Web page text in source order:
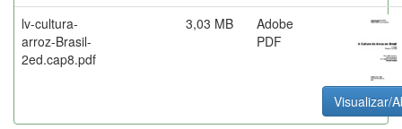
lv-cultura-
arroz-Brasil-
2ed.cap8.pdf
3,03 MB
Adobe
PDF
Visualizar/